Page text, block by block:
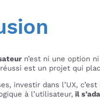
n’est ni une option
est un projet qui
investir dans l’UX,
à l’utilisateur, il